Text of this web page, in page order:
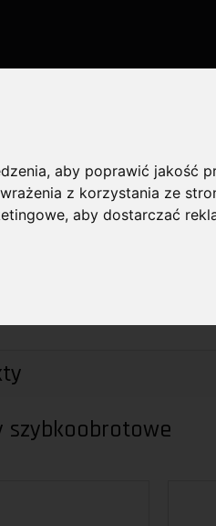
aby poprawić jakość
z korzystania ze
,aby dostarczać
szybkoobrotowe